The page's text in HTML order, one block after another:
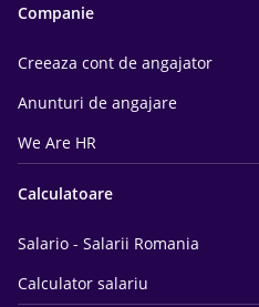
Companie
Creeaza cont de angajator
Anunturi de angajare
We Are HR
Calculatoare
Salario - Salarii Romania
Calculator salariu